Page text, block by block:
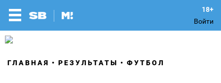
Войти
ГЛАВНАЯ РЕЗУЛЬТАТЫ ФУТБОЛ